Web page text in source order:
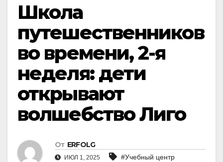
Школа
путешественников
во времени, 2-я
неделя: дети
открывают
волшебство Лиго
От ERFOLG
ИЮЛ 1, 2025 #Учебный центр